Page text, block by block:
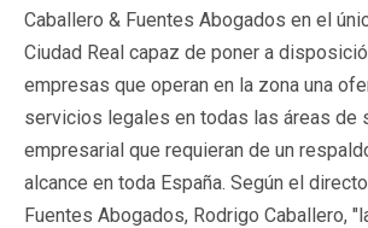
Caballero & Fuentes Abogados en el
Ciudad Real capaz de poner a
empresas que operan en la zona una
servicios legales en todas las áreas de
empresarial que requieran de un
alcance en toda España. Según el
Fuentes Abogados, Rodrigo Caballero,